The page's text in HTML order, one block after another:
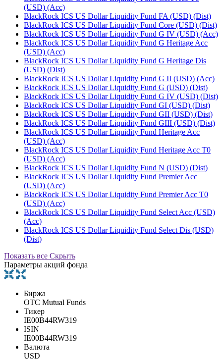
(USD) (Acc)
BlackRock ICS US Dollar Liquidity Fund FA (USD) (Dist)
BlackRock ICS US Dollar Liquidity Fund Core (USD) (Dist)
BlackRock ICS US Dollar Liquidity Fund G IV (USD) (Acc)
BlackRock ICS US Dollar Liquidity Fund G Heritage Acc
(USD) (Acc)
BlackRock ICS US Dollar Liquidity Fund G Heritage Dis
(USD) (Dist)
BlackRock ICS US Dollar Liquidity Fund G II (USD) (Acc)
BlackRock ICS US Dollar Liquidity Fund G (USD) (Dist)
BlackRock ICS US Dollar Liquidity Fund G IV (USD) (Dist)
BlackRock ICS US Dollar Liquidity Fund GI (USD) (Dist)
BlackRock ICS US Dollar Liquidity Fund GII (USD) (Dist)
BlackRock ICS US Dollar Liquidity Fund GIII (USD) (Dist)
BlackRock ICS US Dollar Liquidity Fund Heritage Acc
(USD) (Acc)
BlackRock ICS US Dollar Liquidity Fund Heritage Acc T0
(USD) (Acc)
BlackRock ICS US Dollar Liquidity Fund N (USD) (Dist)
BlackRock ICS US Dollar Liquidity Fund Premier Acc
(USD) (Acc)
BlackRock ICS US Dollar Liquidity Fund Premier Acc T0
(USD) (Acc)
BlackRock ICS US Dollar Liquidity Fund Select Acc (USD)
(Acc)
BlackRock ICS US Dollar Liquidity Fund Select Dis (USD)
(Dist)
Показать все Скрыть
Параметры акций фонда
Биржа
OTC Mutual Funds
Тикер
IE00B44RW319
ISIN
IE00B44RW319
Валюта
USD